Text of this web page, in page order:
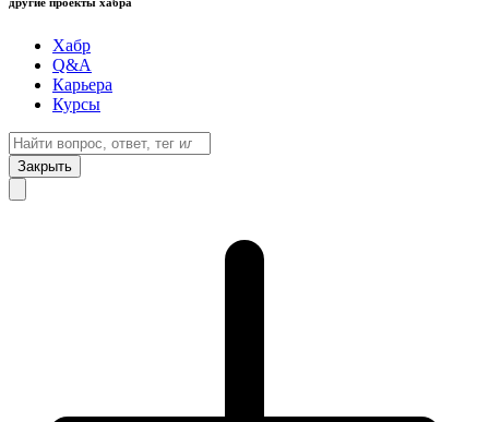
Хабр
Q&A
Карьера
Курсы
Закрыть